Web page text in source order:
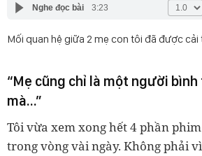
Nghe đọc bài 3:23
Mối quan hệ giữa 2 mẹ con tôi đã được cải
“Mẹ cũng chỉ là một người
mà…”
Tôi vừa xem xong hết 4 phần phim
trong vòng vài ngày. Không phải